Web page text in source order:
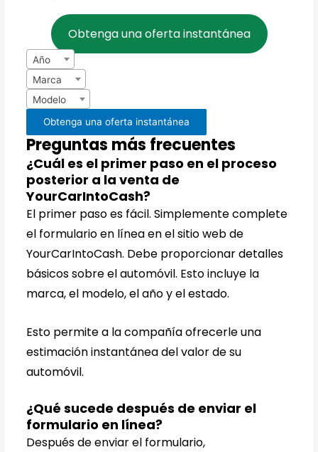
Obtenga una oferta instantánea
Año
Marca
Modelo
Obtenga una oferta instantánea
Preguntas más frecuentes
¿Cuál es el primer paso en el proceso
posterior a la venta de
YourCarIntoCash?
El primer paso es fácil. Simplemente complete
el formulario en línea en el sitio web de
YourCarIntoCash. Debe proporcionar detalles
básicos sobre el automóvil. Esto incluye la
marca, el modelo, el año y el estado.
Esto permite a la compañía ofrecerle una
estimación instantánea del valor de su
automóvil.
¿Qué sucede después de enviar el
formulario en línea?
Después de enviar el formulario,